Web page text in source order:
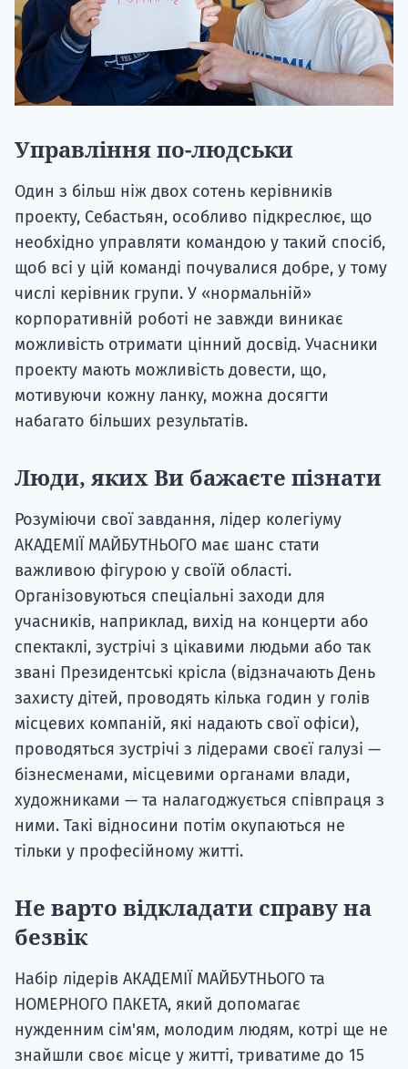
Управління по-людськи
Один з більш ніж двох сотень керівників
проекту, Себастьян, особливо підкреслює, що
необхідно управляти командою у такий спосіб,
щоб всі у цій команді почувалися добре, у тому
числі керівник групи. У «нормальній»
корпоративній роботі не завжди виникає
можливість отримати цінний досвід. Учасники
проекту мають можливість довести, що,
мотивуючи кожну ланку, можна досягти
набагато більших результатів.
Люди, яких Ви бажаєте пізнати
Розуміючи свої завдання, лідер колегіуму
АКАДЕМІЇ МАЙБУТНЬОГО має шанс стати
важливою фігурою у своїй області.
Організовуються спеціальні заходи для
учасників, наприклад, вихід на концерти або
спектаклі, зустрічі з цікавими людьми або так
звані Президентські крісла (відзначають День
захисту дітей, проводять кілька годин у голів
місцевих компаній, які надають свої офіси),
проводяться зустрічі з лідерами своєї галузі —
бізнесменами, місцевими органами влади,
художниками — та налагоджується співпраця з
ними. Такі відносини потім окупаються не
тільки у професійному житті.
Не варто відкладати справу на
безвік
Набір лідерів АКАДЕМІЇ МАЙБУТНЬОГО та
НОМЕРНОГО ПАКЕТА, який допомагає
нужденним сім'ям, молодим людям, котрі ще не
знайшли своє місце у житті, триватиме до 15